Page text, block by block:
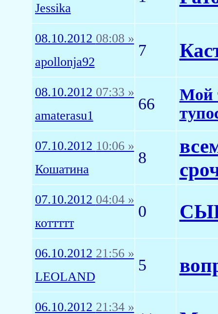
Jessika
08.10.2012 08:08 »
apollonja92
7
08.10.2012 07:33 »
amaterasu1
66
Мой
07.10.2012 10:06 »
Кошатина
8
07.10.2012 04:04 »
коттттт
0
06.10.2012 21:56 »
LEOLAND
5
06.10.2012 21:34 »